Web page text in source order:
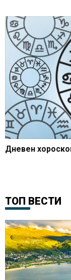
Дневен
ТОП ВЕСТИ